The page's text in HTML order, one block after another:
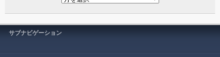
ブ
サブナビゲーション